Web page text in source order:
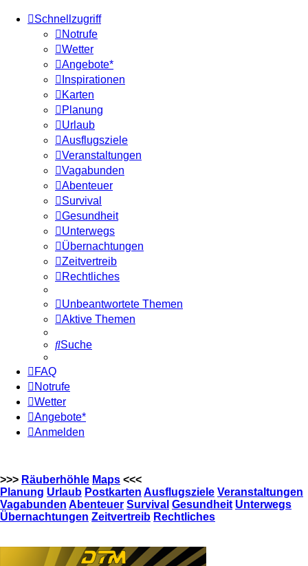
Schnellzugriff
Notrufe
Wetter
Angebote*
Inspirationen
Karten
Planung
Urlaub
Ausflugsziele
Veranstaltungen
Vagabunden
Abenteuer
Survival
Gesundheit
Unterwegs
Übernachtungen
Zeitvertreib
Rechtliches
Unbeantwortete Themen
Aktive Themen
Suche
FAQ
Notrufe
Wetter
Angebote*
Anmelden
>>> Räuberhöhle Maps <<<
Planung Urlaub Postkarten Ausflugsziele Veranstaltungen
Vagabunden Abenteuer Survival Gesundheit Unterwegs
Übernachtungen Zeitvertreib Rechtliches